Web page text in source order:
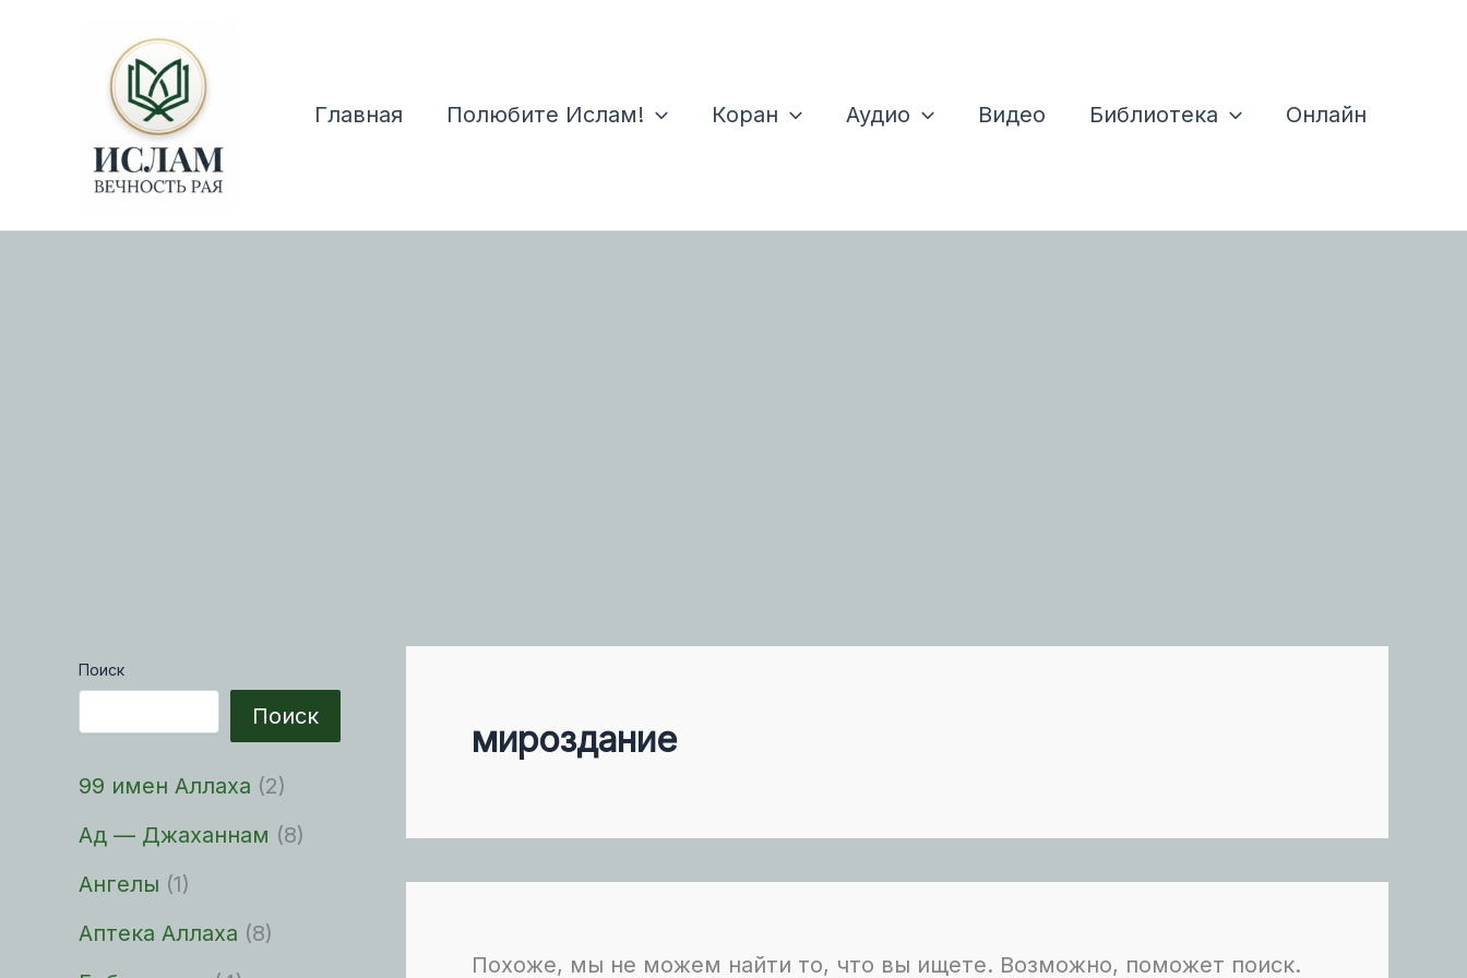
содержимому
Главная
Полюбите Ислам! Коран Аудио Видео Библиотека Онлайн
Поиск
Поиск
99 имен Аллаха (2)
Ад — Джаханнам (8)
Ангелы (1)
Аптека Аллаха (8)
мироздание
Похоже, мы не можем найти то, что вы ищете. Возможно, поможет поиск.